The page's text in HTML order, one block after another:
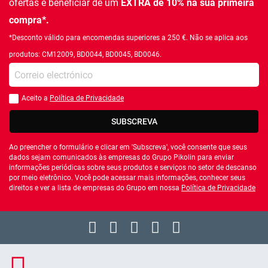
ofertas e beneficiar de um EXTRA de 10% na sua primeira
compra*.
*Desconto válido para encomendas superiores a 250 €. Não se aplica aos
produtos: CM12009, BD0044, BD0045, BD0046.
Introduza o seu email
Você deve aceitar a política de privacidade
Aceito a Política de Privacidade
SUBSCREVA
Ao preencher o formulário e clicar em 'Subscreva', você consente que seus
dados sejam comunicados às empresas do Grupo Pikolin para enviar
informações periódicas sobre seus produtos e serviços no setor de descanso
por meio eletrônico. Você pode acessar mais informações, conhecer seus
direitos e ver a lista de empresas do Grupo em nossa Política de Privacidade